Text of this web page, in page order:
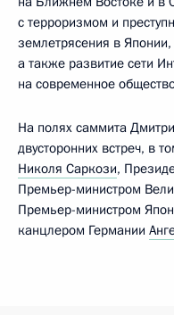
с терроризмом и
землетрясения в
а также развитие сети
на современное
На полях саммита
двусторонних встреч, в
Николя Саркози,
Премьер-министром
Премьер-министром
канцлером Германии